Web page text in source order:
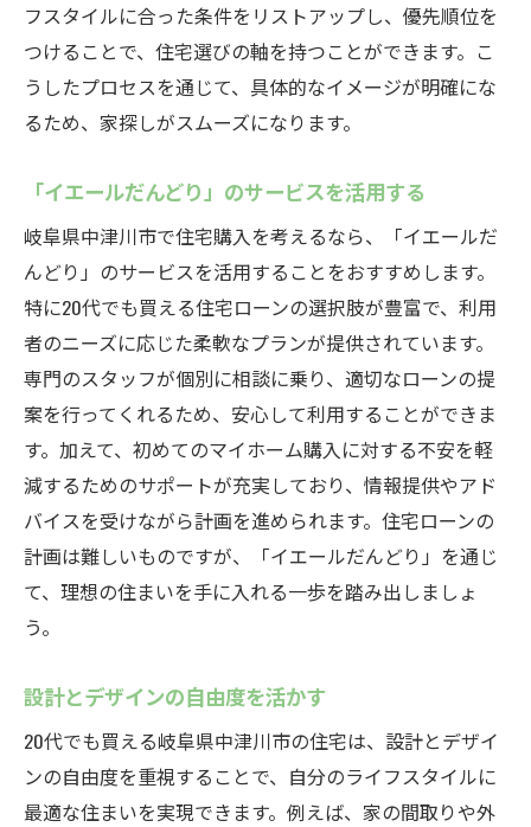
フスタイルに合った条件をリストアップし、優先順位を
つけることで、住宅選びの軸を持つことができます。こ
うしたプロセスを通じて、具体的なイメージが明確にな
るため、家探しがスムーズになります。
「イエールだんどり」のサービスを活用する
岐阜県中津川市で住宅購入を考えるなら、「イエールだ
んどり」のサービスを活用することをおすすめします。
特に20代でも買える住宅ローンの選択肢が豊富で、利用
者のニーズに応じた柔軟なプランが提供されています。
専門のスタッフが個別に相談に乗り、適切なローンの提
案を行ってくれるため、安心して利用することができま
す。加えて、初めてのマイホーム購入に対する不安を軽
減するためのサポートが充実しており、情報提供やアド
バイスを受けながら計画を進められます。住宅ローンの
計画は難しいものですが、「イエールだんどり」を通じ
て、理想の住まいを手に入れる一歩を踏み出しましょ
う。
設計とデザインの自由度を活かす
20代でも買える岐阜県中津川市の住宅は、設計とデザイ
ンの自由度を重視することで、自分のライフスタイルに
最適な住まいを実現できます。例えば、家の間取りや外